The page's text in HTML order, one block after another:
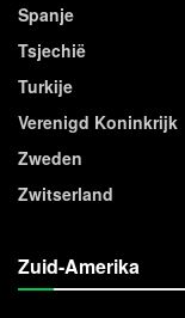
Spanje
Tsjechië
Turkije
Verenigd Koninkrijk
Zweden
Zwitserland
Zuid-Amerika